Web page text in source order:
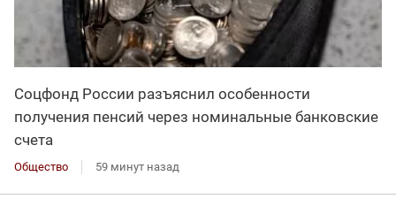
Соцфонд России разъяснил особенности
получения пенсий через номинальные банковские
счета
Общество 59 минут назад